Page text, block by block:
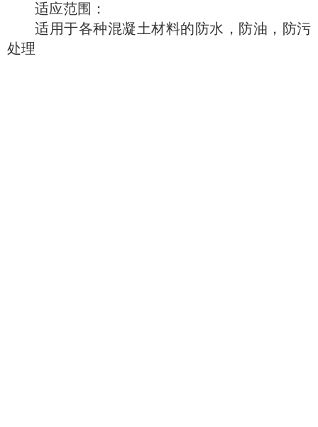
适应范围：
适用于各种混凝土材料的防水，防油，防污
处理